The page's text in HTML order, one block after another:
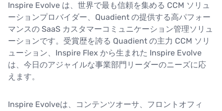
Inspire Evolve は、世界で最も信頼を集める CCM ソリュ
ーションプロバイダー、Quadient の提供する高パフォー
マンスの SaaS カスタマーコミュニケーション管理ソリュ
ーションです。受賞歴を誇る Quadient の主力 CCM ソリ
ューション、Inspire Flex から生まれた Inspire Evolve
は、今日のアジャイルな事業部門リーダーのニーズに応
えます。
Inspire Evolveは、コンテンツオーサ、フロントオフィ